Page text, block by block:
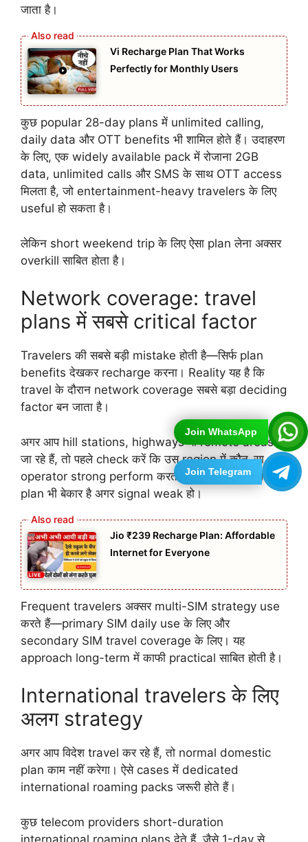
Join WhatsApp
Join Telegram
जाता है।
Vi Recharge Plan That Works
Perfectly for Monthly Users
कुछ popular 28-day plans में unlimited calling,
daily data और OTT benefits भी शामिल होते हैं। उदाहरण
के लिए, एक widely available pack में रोजाना 2GB
data, unlimited calls और SMS के साथ OTT access
मिलता है, जो entertainment-heavy travelers के लिए
useful हो सकता है।
लेकिन short weekend trip के लिए ऐसा plan लेना अक्सर
overkill साबित होता है।
Network coverage: travel
plans में सबसे critical factor
Travelers की सबसे बड़ी mistake होती है—सिर्फ plan
benefits देखकर recharge करना। Reality यह है कि
travel के दौरान network coverage सबसे बड़ा deciding
factor बन जाता है।
अगर आप hill stations, highways या remote areas
जा रहे हैं, तो पहले check करें कि उस region में कौन-सा
operator strong perform करता है। High data वाला
plan भी बेकार है अगर signal weak हो।
Jio ₹239 Recharge Plan: Affordable
Internet for Everyone
Frequent travelers अक्सर multi-SIM strategy use
करते हैं—primary SIM daily use के लिए और
secondary SIM travel coverage के लिए। यह
approach long-term में काफी practical साबित होती है।
International travelers के लिए
अलग strategy
अगर आप विदेश travel कर रहे हैं, तो normal domestic
plan काम नहीं करेगा। ऐसे cases में dedicated
international roaming packs जरूरी होते हैं।
कुछ telecom providers short-duration
international roaming plans देते हैं, जैसे 1-day से